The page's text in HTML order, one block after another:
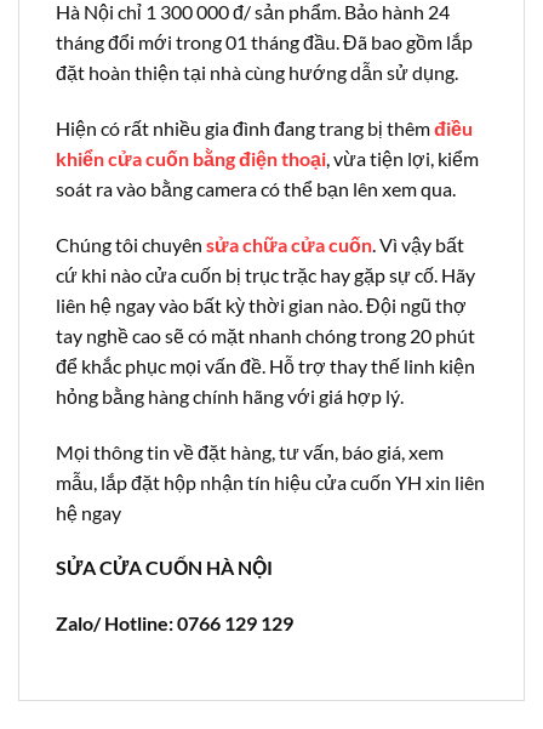
Hà Nội chỉ 1 300 000 đ/ sản phẩm. Bảo hành 24
tháng đổi mới trong 01 tháng đầu. Đã bao gồm lắp
đặt hoàn thiện tại nhà cùng hướng dẫn sử dụng.
Hiện có rất nhiều gia đình đang trang bị thêmđiều
khiển cửa cuốn bằng điện thoại, vừa tiện lợi, kiểm
soát ra vào bằng camera có thể bạn lên xem qua.
Chúng tôi chuyên sửa chữa cửa cuốn. Vì vậy bất
cứ khi nào cửa cuốn bị trục trặc hay gặp sự cố. Hãy
liên hệ ngay vào bất kỳ thời gian nào. Đội ngũ thợ
tay nghề cao sẽ có mặt nhanh chóng trong 20 phút
để khắc phục mọi vấn đề. Hỗ trợ thay thế linh kiện
hỏng bằng hàng chính hãng với giá hợp lý.
Mọi thông tin về đặt hàng, tư vấn, báo giá, xem
mẫu, lắp đặt hộp nhận tín hiệu cửa cuốn YH xin liên
hệ ngay
SỬA CỬA CUỐN HÀ NỘI
Zalo/ Hotline: 0766 129 129